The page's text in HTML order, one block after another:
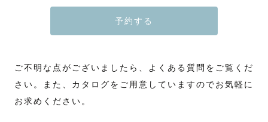
予約する
ご不明な点がございましたら、よくある質問をご覧くだ
さい。また、カタログをご用意していますのでお気軽に
お求めください。